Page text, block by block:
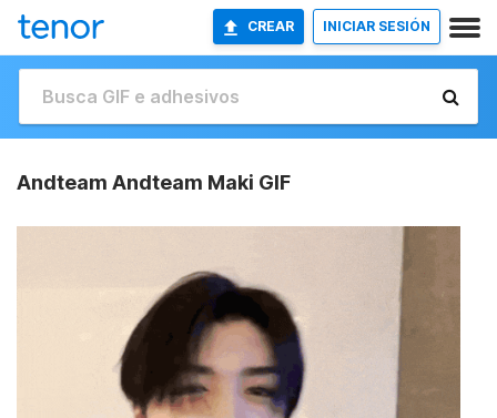
CREAR INICIAR SESIÓN
Andteam Andteam Maki GIF